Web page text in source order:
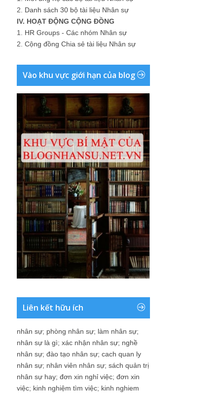
2. Danh sách 30 bộ tài liệu Nhân sự
IV. HOẠT ĐỘNG CỘNG ĐỒNG
1. HR Groups - Các nhóm Nhân sự
2. Cộng đồng Chia sẻ tài liệu Nhân sự
Vào khu vực giới hạn của blog
Liên kết hữu ích
nhân sự; phòng nhân sự; làm nhân sự;
nhân sự là gì; xác nhận nhân sự; nghề
nhân sự; đào tạo nhân sự; cach quan ly
nhân sự; nhân viên nhân sự; sách quản trị
nhân sự hay; đơn xin nghỉ việc; đơn xin
việc; kinh nghiệm tìm việc; kinh nghiem